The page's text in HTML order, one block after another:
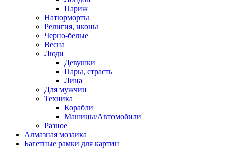
Париж
Натюрморты
Религия, иконы
Черно-белые
Весна
Люди
Девушки
Пары, страсть
Лица
Для мужчин
Техника
Корабли
Машины/Автомобили
Разное
Алмазная мозаика
Багетные рамки для картин